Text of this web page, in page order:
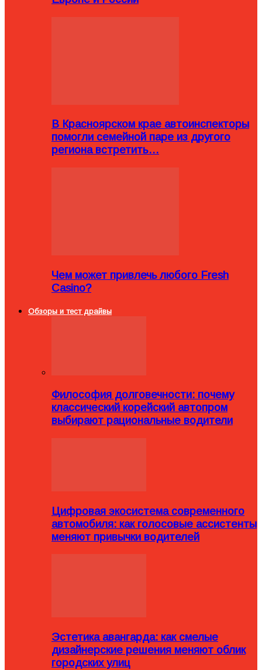
В Красноярском крае автоинспекторы
помогли семейной паре из другого
региона встретить…
Чем может привлечь любого Fresh
Casino?
Обзоры и тест драйвы
Философия долговечности: почему
классический корейский автопром
выбирают рациональные водители
Цифровая экосистема современного
автомобиля: как голосовые ассистенты
меняют привычки водителей
Эстетика авангарда: как смелые
дизайнерские решения меняют облик
городских улиц